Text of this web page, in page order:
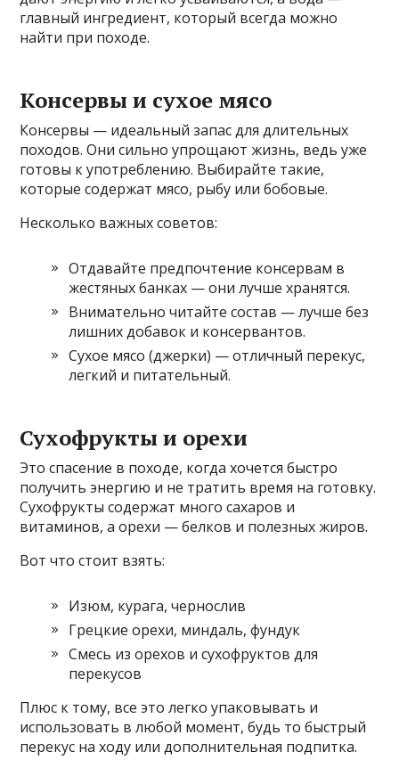
главный ингредиент, который всегда можно
найти при походе.
Консервы и сухое мясо
Консервы — идеальный запас для длительных
походов. Они сильно упрощают жизнь, ведь уже
готовы к употреблению. Выбирайте такие,
которые содержат мясо, рыбу или бобовые.
Несколько важных советов:
Отдавайте предпочтение консервам в
жестяных банках — они лучше хранятся.
Внимательно читайте состав — лучше без
лишних добавок и консервантов.
Сухое мясо (джерки) — отличный перекус,
легкий и питательный.
Сухофрукты и орехи
Это спасение в походе, когда хочется быстро
получить энергию и не тратить время на готовку.
Сухофрукты содержат много сахаров и
витаминов, а орехи — белков и полезных жиров.
Вот что стоит взять:
Изюм, курага, чернослив
Грецкие орехи, миндаль, фундук
Смесь из орехов и сухофруктов для
перекусов
Плюс к тому, все это легко упаковывать и
использовать в любой момент, будь то быстрый
перекус на ходу или дополнительная подпитка.